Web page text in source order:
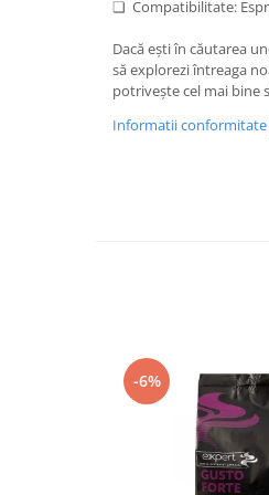
❏ Compatibilitate:
Dacă ești în căutarea
să explorezi întreaga
potrivește cel mai bine
Informatii
-6%